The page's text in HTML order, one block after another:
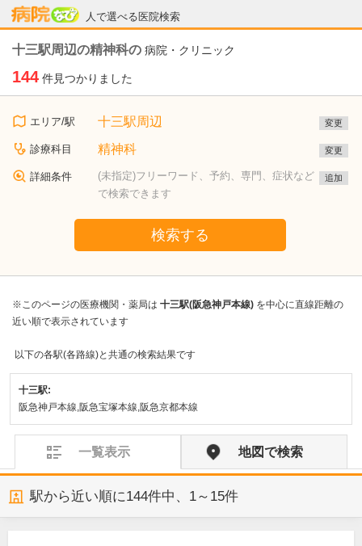
人で選べる医院検索
病院なび
十三駅周辺の精神科の 病院・クリニック
144 件見つかりました
エリア/駅 十三駅周辺 変更
診療科目 精神科 変更
詳細条件
(未指定)フリーワード、予約、専門、症状など
で検索できます
追加
検索する
※このページの医療機関・薬局は 十三駅(阪急神戸本線) を中心に直線距離の
近い順で表示されています
以下の各駅(各路線)と共通の検索結果です
十三駅:
阪急神戸本線,阪急宝塚本線,阪急京都本線
一覧表示 地図で検索
駅から近い順に144件中、 1～15件